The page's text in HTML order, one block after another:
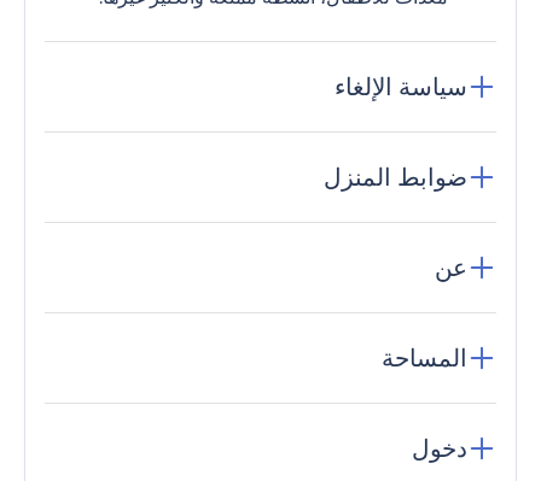
سياسة الإلغاء
ضوابط المنزل
عن
المساحة
دخول